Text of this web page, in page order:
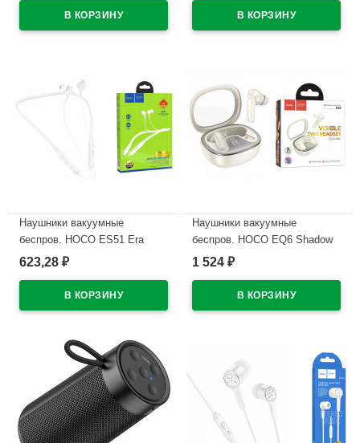
Наушники вакуумные
беспров. HOCO ES51 Era
sports цв.белый
623,28 ₽
Наушники вакуумные
беспров. HOCO EQ6 Shadow
true wireless BT headset
1 524 ₽